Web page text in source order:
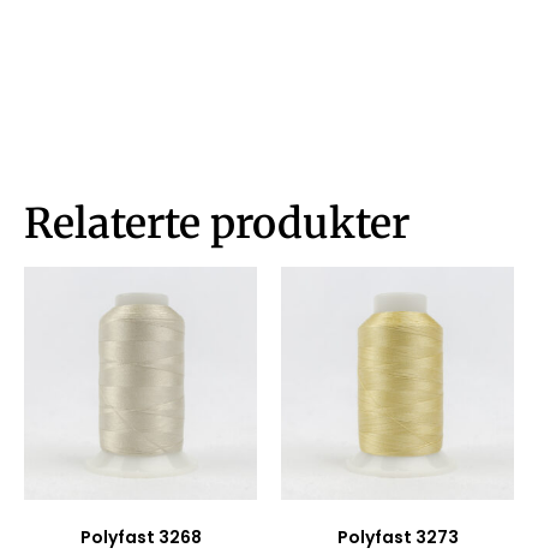
Relaterte produkter
Polyfast 3268
Polyfast 3273